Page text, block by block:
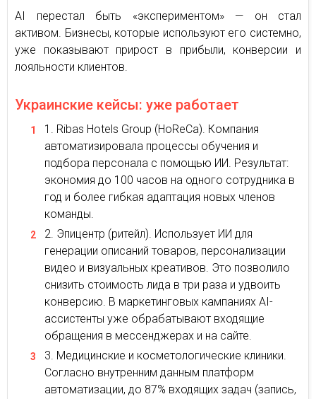
AI перестал быть «экспериментом» — он стал
активом. Бизнесы, которые используют его системно,
уже показывают прирост в прибыли, конверсии и
лояльности клиентов.
Украинские кейсы: уже работает
Ribas Hotels Group (HoReCa). Компания
автоматизировала процессы обучения и
подбора персонала с помощью ИИ. Результат:
экономия до 100 часов на одного сотрудника в
год и более гибкая адаптация новых членов
команды.
Эпицентр (ритейл). Использует ИИ для
генерации описаний товаров, персонализации
видео и визуальных креативов. Это позволило
снизить стоимость лида в три раза и удвоить
конверсию. В маркетинговых кампаниях AI-
ассистенты уже обрабатывают входящие
обращения в мессенджерах и на сайте.
Медицинские и косметологические клиники.
Согласно внутренним данным платформ
автоматизации, до 87% входящих задач (запись,